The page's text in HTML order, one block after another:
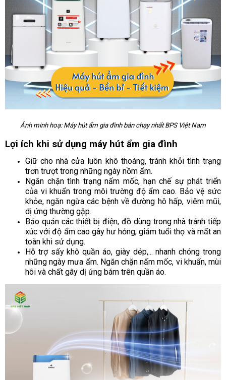
Ảnh minh hoạ: Máy hút ẩm gia đình bán chạy nhất BPS Việt Nam
Lợi ích khi sử dụng máy hút ẩm gia đình
Giữ cho nhà cửa luôn khô thoáng, tránh khỏi tình trạng
trơn trượt trong những ngày nồm ẩm.
Ngăn chặn tình trạng nấm mốc, hạn chế sự phát triển
của vi khuẩn trong môi trường độ ẩm cao. Bảo vệ sức
khỏe, ngăn ngừa các bệnh về đường hô hấp, viêm mũi,
dị ứng thường gặp.
Bảo quản các thiết bị điện, đồ dùng trong nhà tránh tiếp
xúc với độ ẩm cao gây hư hỏng, giảm tuổi thọ và mất an
toàn khi sử dụng.
Hỗ trợ sấy khô quần áo, giày dép,... nhanh chóng trong
những ngày mưa ẩm. Ngăn chặn nấm mốc, vi khuẩn, mùi
hôi và chất gây dị ứng bám trên quần áo.